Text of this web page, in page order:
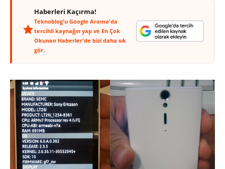
Haberleri Kaçırma!
Teknoblog'u Google Arama'da
tercihli kaynağın yap ve En Çok
Okunan Haberler'de bizi daha sık
gör.